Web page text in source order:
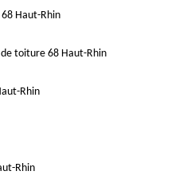
Haut-Rhin
toiture 68 Haut-Rhin
Rhin
Rhin